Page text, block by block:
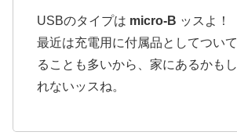
USBのタイプは micro-B ッスよ！
最近は充電用に付属品としてついて
ることも多いから、家にあるかもし
れないッスね。